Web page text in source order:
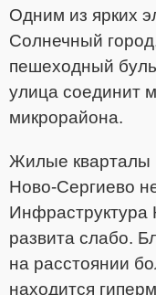
Одним из ярких
Солнечный
пешеходный
улица соединит
микрорайона.
Жилые кварталы
Ново-Сергиево
Инфраструктура
развита слабо.
на расстоянии
находится